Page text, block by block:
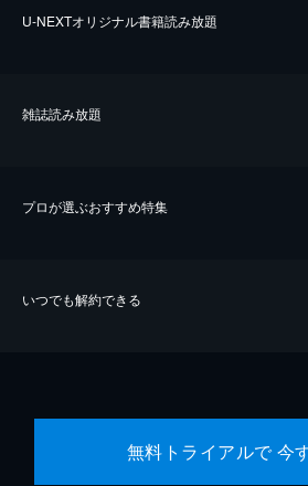
U-NEXTオリジナル書籍読み放題
雑誌読み放題
プロが選ぶおすすめ特集
いつでも解約できる
無料トライアルで 今